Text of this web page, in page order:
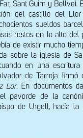
Sant Guim y Bellveí.
del castillo del
sueldos
restos en lo alto del
de existir mucho
sobre la iglesia de
en una
de Tarroja firmó
Lor. En documentos
pavorde de la
de Urgell, hacía la